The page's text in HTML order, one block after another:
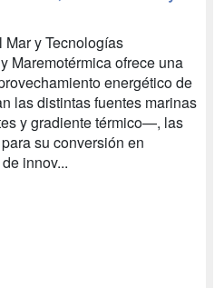
y Tecnologías
Maremotérmica ofrece una
energético de
las distintas fuentes marinas
y gradiente térmico—, las
su conversión en
innov...